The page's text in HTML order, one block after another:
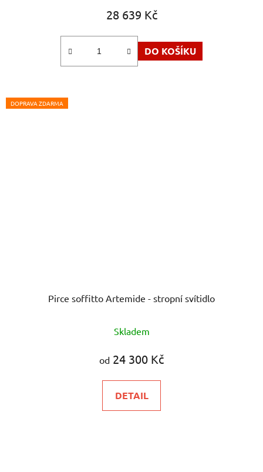
28 639 Kč
DO KOŠÍKU
DOPRAVA ZDARMA
Pirce soffitto Artemide - stropní svítidlo
Skladem
od 24 300 Kč
DETAIL